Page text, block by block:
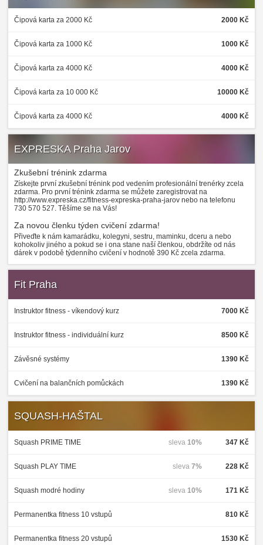
Čipová karta za 2000 Kč 2000 Kč
Čipová karta za 1000 Kč 1000 Kč
Čipová karta za 4000 Kč 4000 Kč
Čipová karta za 10 000 Kč 10000 Kč
Čipová karta za 4000 Kč 4000 Kč
EXPRESKA Praha Jarov
Zkušební trénink zdarma
Získejte první zkušební trénink pod vedením profesionální trenérky zcela
zdarma. Pro první trénink zdarma se můžete zaregistrovat na
http://www.expreska.cz/fitness-expreska-praha-jarov nebo na telefonu
730 570 527. Těšíme se na Vás!
Za novou členku týden cvičení zdarma!
Přiveďte k nám kamarádku, kolegyni, sestru, maminku, dceru a nebo
kohokoliv jiného a pokud se i ona stane naší členkou, obdržíte od nás
dárek v podobě týdenního cvičení v hodnotě 390 Kč zcela zdarma.
Fit Praha
Instruktor fitness - víkendový kurz 7000 Kč
Instruktor fitness - individuální kurz 8500 Kč
Závěsné systémy 1390 Kč
Cvičení na balančních pomůckách 1390 Kč
SQUASH-HAŠTAL
Squash PRIME TIME 347 Kč
sleva 10%
Squash PLAY TIME 228 Kč
sleva 7%
Squash modré hodiny 171 Kč
sleva 10%
Permanentka fitness 10 vstupů 810 Kč
Permanentka fitness 20 vstupů 1530 Kč